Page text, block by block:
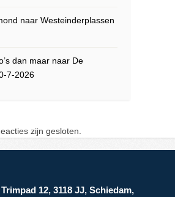
naar Westeinderplassen
dan maar naar De
7-2026
zijn gesloten.
12, 3118 JJ, Schiedam,